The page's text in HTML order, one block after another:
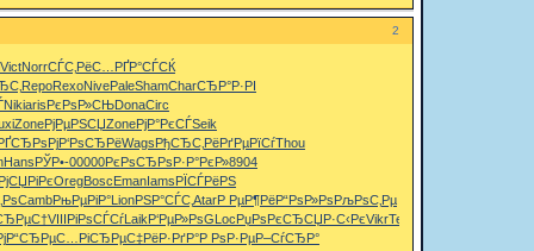
2
VictNorrСЃС‚РёС… РҐР°СЃСЌ
RepoRexoNivePaleShamCharСЂР°Р·РІ
NikiarisРєРѕР»СЊDonaCirc
ZoneРјРµРЅСЏZoneРјР°РєСЃSeik
Р‘РѕСЂРёWagsРђСЂС‚РёРґРµРїСѓThou
HansРЎР•-00000РєРѕСЂРѕР·Р°РєР»8904
OregBoscEmanIamsРЇСЃРёРЅ
CambРњРµРіР°LionРЅР°СЃС‚AtarР РµР¶РёР“РѕР»РѕРљРѕС‚Рµ
VIIIРіРѕСЃСѓLaikР‘РµР»РѕGLocРџРѕРєСЂСЏР·С‹РєVikrTemp
Р“СЂРµС… РіСЂРµС‡РёР·РґР°Р РѕР·РµР–СѓСЂР°